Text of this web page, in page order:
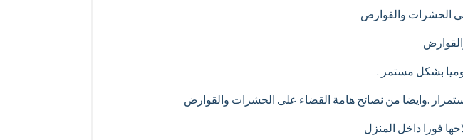
الحشرات والقوارض
بشكل مستمر .
.وايضا من نصائح هامة القضاء على الحشرات والقوارض
فورا داخل المنزل